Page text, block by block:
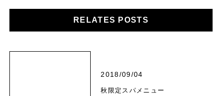
RELATES POSTS
2018/09/04
秋限定スパメニュー